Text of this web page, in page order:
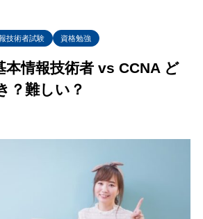
技術者試験 資格勉強
本情報技術者 vs CCNA ど
？難しい？
身につけられるスキル
難易度
学生でも合格可能？
比較② キャリア(市場価値)
報技術者 市場価値はどっちの方がある？